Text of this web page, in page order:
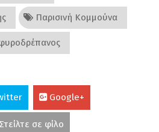
Παρισινή Κομμούνα
Google+
σε φίλο